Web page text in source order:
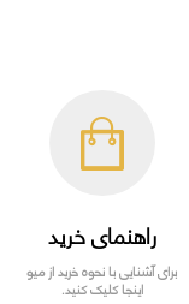
راهنمای خرید
برای آشنایی با نحوه خرید از میو
اینجا کلیک کنید.